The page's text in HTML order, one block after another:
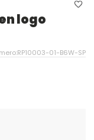
logo
01-B6W-SP